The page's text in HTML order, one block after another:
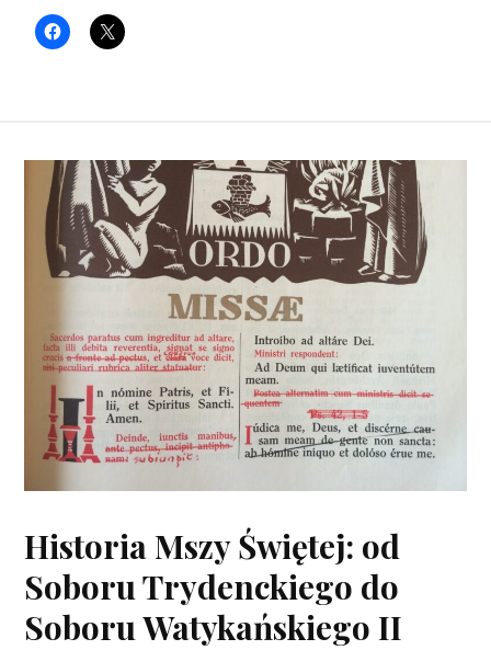
Historia Mszy Świętej: od
Soboru Trydenckiego do
Soboru Watykańskiego II